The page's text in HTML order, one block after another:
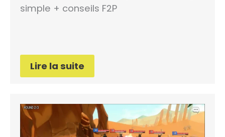
simple + conseils F2P
Lire la suite